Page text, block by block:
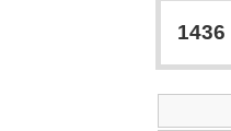
1436